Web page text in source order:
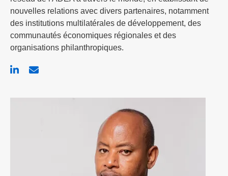
nouvelles relations avec divers partenaires, notamment
des institutions multilatérales de développement, des
communautés économiques régionales et des
organisations philanthropiques.